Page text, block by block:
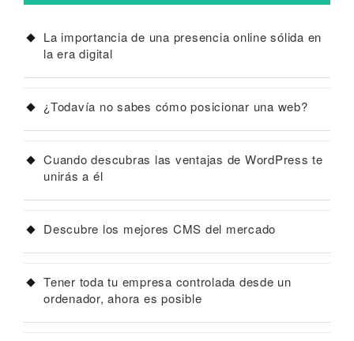
La importancia de una presencia online sólida en
la era digital
¿Todavía no sabes cómo posicionar una web?
Cuando descubras las ventajas de WordPress te
unirás a él
Descubre los mejores CMS del mercado
Tener toda tu empresa controlada desde un
ordenador, ahora es posible